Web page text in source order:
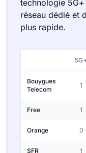
technologie
réseau dédié et
plus rapide.
Bouygues
Telecom
1
Free 1
Orange 0
SFR 1